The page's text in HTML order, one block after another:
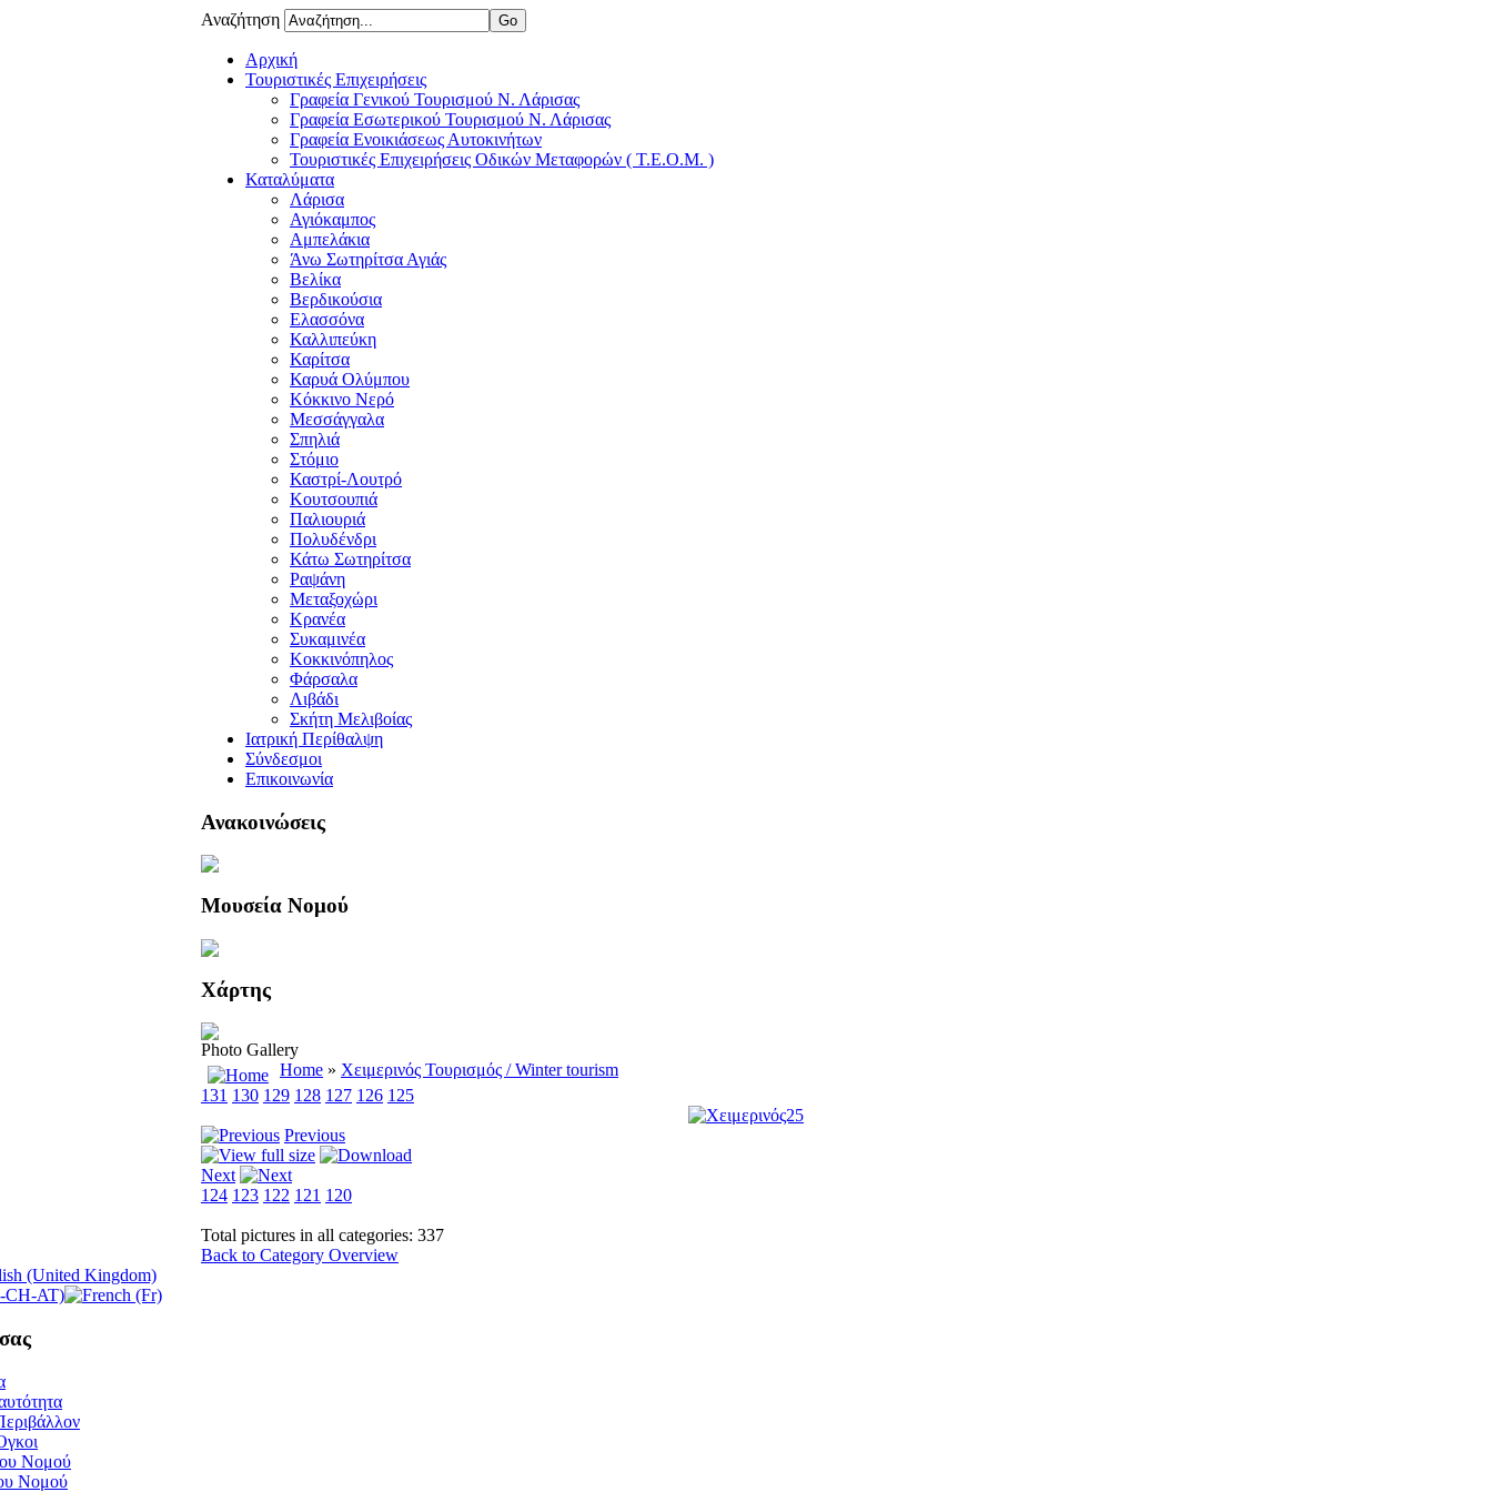
Αναζήτηση
Αρχική
Τουριστικές Επιχειρήσεις
Γραφεία Γενικού Τουρισμού Ν. Λάρισας
Γραφεία Εσωτερικού Τουρισμού Ν. Λάρισας
Γραφεία Ενοικιάσεως Αυτοκινήτων
Τουριστικές Επιχειρήσεις Οδικών Μεταφορών ( Τ.Ε.Ο.Μ. )
Καταλύματα
Λάρισα
Αγιόκαμπος
Αμπελάκια
Άνω Σωτηρίτσα Αγιάς
Βελίκα
Βερδικούσια
Ελασσόνα
Καλλιπεύκη
Καρίτσα
Καρυά Ολύμπου
Κόκκινο Νερό
Μεσσάγγαλα
Σπηλιά
Στόμιο
Καστρί-Λουτρό
Κουτσουπιά
Παλιουριά
Πολυδένδρι
Κάτω Σωτηρίτσα
Ραψάνη
Μεταξοχώρι
Κρανέα
Συκαμινέα
Κοκκινόπηλος
Φάρσαλα
Λιβάδι
Σκήτη Μελιβοίας
Ιατρική Περίθαλψη
Σύνδεσμοι
Επικοινωνία
Ανακοινώσεις
Μουσεία Νομού
Χάρτης
Photo Gallery
Home » Χειμερινός Τουρισμός / Winter tourism
131 130 129 128 127 126 125
Previous
Next
124 123 122 121 120
Total pictures in all categories: 337
Back to Category Overview
Νομού
Νομού